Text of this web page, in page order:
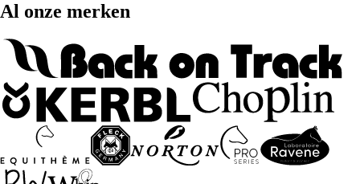
Al onze merken